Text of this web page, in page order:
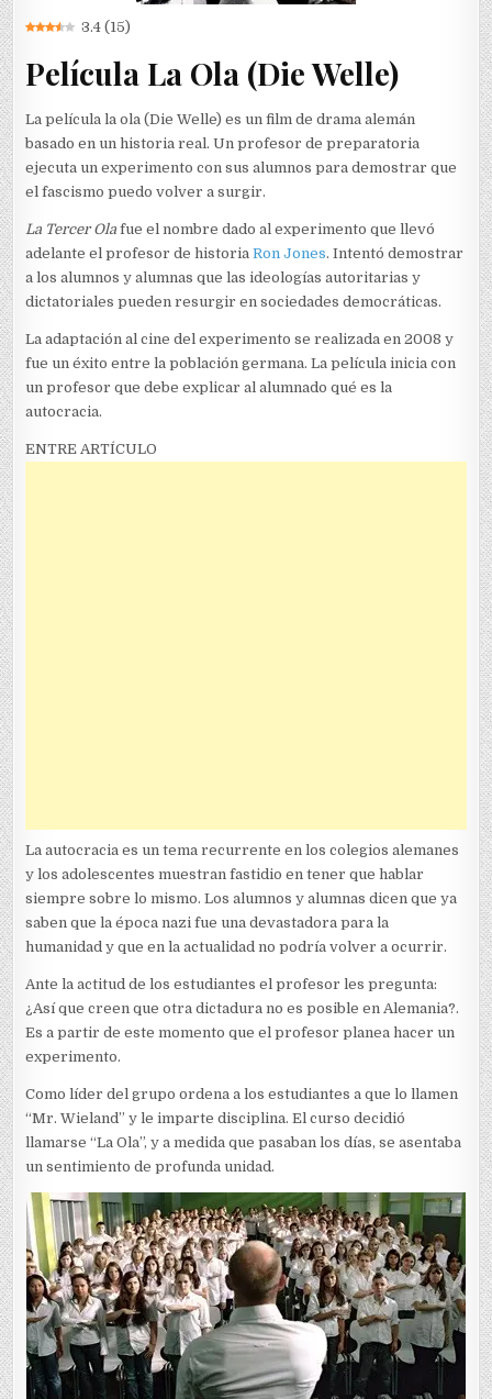
3.4 (15)
Película La Ola (Die Welle)
La película la ola (Die Welle) es un film de drama alemán
basado en un historia real. Un profesor de preparatoria
ejecuta un experimento con sus alumnos para demostrar que
el fascismo puedo volver a surgir.
La Tercer Ola fue el nombre dado al experimento que llevó
adelante el profesor de historiaRon Jones. Intentó demostrar
a los alumnos y alumnas que las ideologías autoritarias y
dictatoriales pueden resurgir en sociedades democráticas.
La adaptación al cine del experimento se realizada en 2008 y
fue un éxito entre la población germana. La película inicia con
un profesor que debe explicar al alumnado qué es la
autocracia.
ENTRE ARTÍCULO
La autocracia es un tema recurrente en los colegios alemanes
y los adolescentes muestran fastidio en tener que hablar
siempre sobre lo mismo. Los alumnos y alumnas dicen que ya
saben que la época nazi fue una devastadora para la
humanidad y que en la actualidad no podría volver a ocurrir.
Ante la actitud de los estudiantes el profesor les pregunta:
¿Así que creen que otra dictadura no es posible en Alemania?.
Es a partir de este momento que el profesor planea hacer un
experimento.
Como líder del grupo ordena a los estudiantes a que lo llamen
“Mr. Wieland” y le imparte disciplina. El curso decidió
llamarse “La Ola”, y a medida que pasaban los días, se asentaba
un sentimiento de profunda unidad.